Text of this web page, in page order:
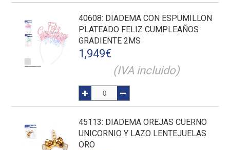
40608: DIADEMA CON ESPUMILLON
PLATEADO FELIZ CUMPLEAÑOS
GRADIENTE 2MS
1,949€
(IVA incluido)
45113: DIADEMA OREJAS CUERNO
UNICORNIO Y LAZO LENTEJUELAS
ORO